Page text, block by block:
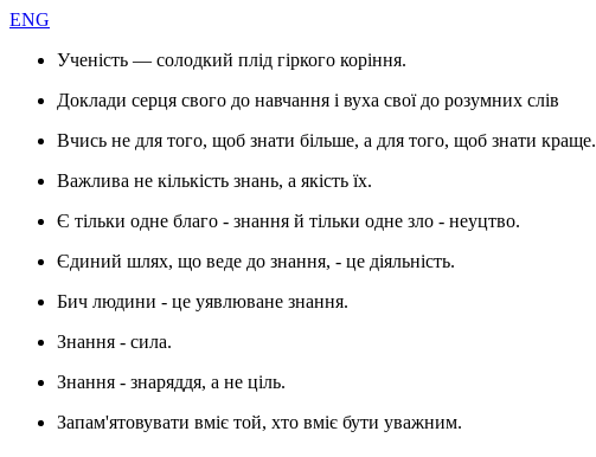
ENG
Ученість — солодкий плід гіркого коріння.
Доклади серця свого до навчання і вуха свої до розумних слів
Вчись не для того, щоб знати більше, а для того, щоб знати краще.
Важлива не кількість знань, а якість їх.
Є тільки одне благо - знання й тільки одне зло - неуцтво.
Єдиний шлях, що веде до знання, - це діяльність.
Бич людини - це уявлюване знання.
Знання - сила.
Знання - знаряддя, а не ціль.
Запам'ятовувати вміє той, хто вміє бути уважним.